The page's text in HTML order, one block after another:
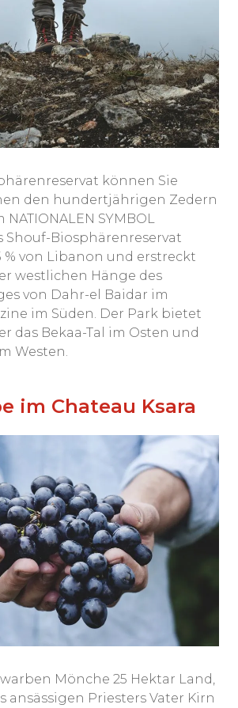
können Sie
den hundertjährigen Zedern
SYMBOL
Shouf-Biosphärenreservat
% von Libanon und erstreckt
westlichen Hänge des
von Dahr-el Baidar im
im Süden. Der Park bietet
das Bekaa-Tal im Osten und
Westen.
im Chateau Ksara
Mönche 25 Hektar Land,
ansässigen Priesters Vater Kirn